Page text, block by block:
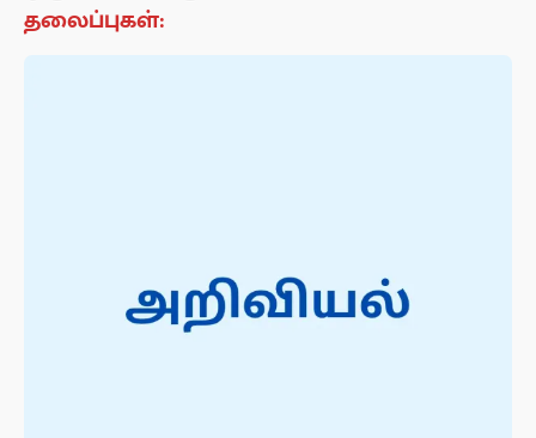
தலைப்புகள்: